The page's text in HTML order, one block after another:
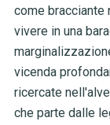
come bracciante
vivere in una
vicenda
ricercate
che parte dalle